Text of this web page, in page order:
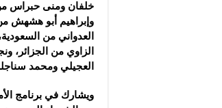
خلفان ومنى حبراس
وإبراهيم أبو هشهش
العدواني من
الزاوي من الجزائر،
العجيلي ومحمد
ويشارك في برنامج